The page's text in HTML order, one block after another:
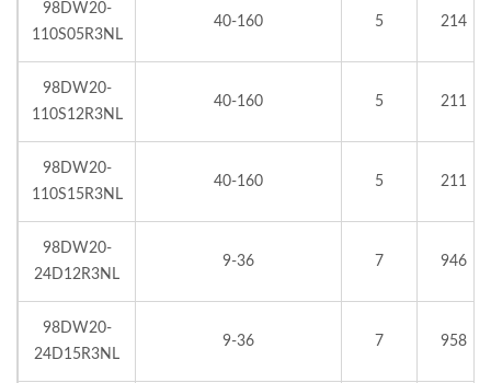
98DW20-
110S05R3NL
40-160 5 214
98DW20-
110S12R3NL
40-160 5 211
98DW20-
110S15R3NL
40-160 5 211
98DW20-
24D12R3NL
9-36 7 946
98DW20-
24D15R3NL
9-36 7 958